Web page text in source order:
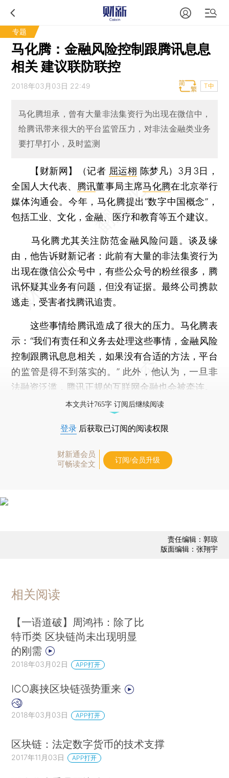
专题
马化腾：金融风险控制跟腾讯息息
相关 建议联防联控
2018年03月03日 22:49 T中
马化腾坦承，曾有大量非法集资行为出现在微信中，
给腾讯带来很大的平台监管压力，对非法金融类业务
要打早打小，及时监测
【财新网】（记者 屈运栩 陈梦凡） 3月3日，
全国人大代表、
腾讯董事局主席马化腾在北京举行
媒体沟通会。今年，马化腾提出“数字中国概念”，
包括工业、文化，金融、医疗和教育等五个建议。
马化腾尤其关注防范金融风险问题。谈及缘
由，他告诉财新记者：此前有大量的非法集资行为
出现在微信公众号中，有些公众号的粉丝很多，腾
讯怀疑其业务有问题，但没有证据。最终公司携款
逃走，受害者找腾讯追责。
这些事情给腾讯造成了很大的压力。马化腾表
示：“我们有责任和义务去处理这些事情，金融风险
控制跟腾讯息息相关，如果没有合适的方法，平台
的监管是得不到落实的。” 此外，他认为，一旦非
法融资泛滥，腾讯正规的互联网金融也会被牵连。
本文共计765字 订阅后继续阅读
登录 后获取已订阅的阅读权限
财新通会员
可畅读全文
订阅/会员升级
责任编辑：郭琼
版面编辑：张翔宇
相关阅读
【一语道破】周鸿祎：除了比
特币类 区块链尚未出现明显
的刚需
2018年03月02日 APP打开
ICO裹挟区块链强势重来
2018年03月03日 APP打开
区块链：法定数字货币的技术支撑
2017年11月03日 APP打开